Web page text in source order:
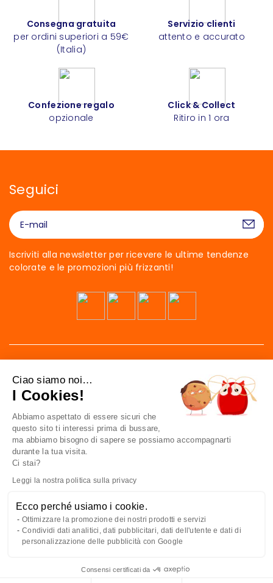
Consegna gratuita
per ordini superiori a 59€
(Italia)
Servizio clienti
attento e accurato
Confezione regalo
opzionale
Click & Collect
Ritiro in 1 ora
Seguici
Iscriviti alla newsletter per ricevere le ultime tendenze
colorate e le promozioni più frizzanti!
41 av. de l’agent Sarre
92700 Colombes
France
CONOSCERCI
AL VOSTRO SERVIZIO
Ciao siamo noi…
I Cookies!
Abbiamo aspettato di essere sicuri che
questo sito ti interessi prima di bussare,
ma abbiamo bisogno di sapere se possiamo accompagnarti
durante la tua visita.
Ci stai?
Leggi la nostra politica sulla privacy
Ecco perché usiamo i cookie.
Ottimizzare la promozione dei nostri prodotti e servizi
Condividi dati analitici, dati pubblicitari, dati dell'utente e dati di
personalizzazione delle pubblicità con Google
Consensi certificati da